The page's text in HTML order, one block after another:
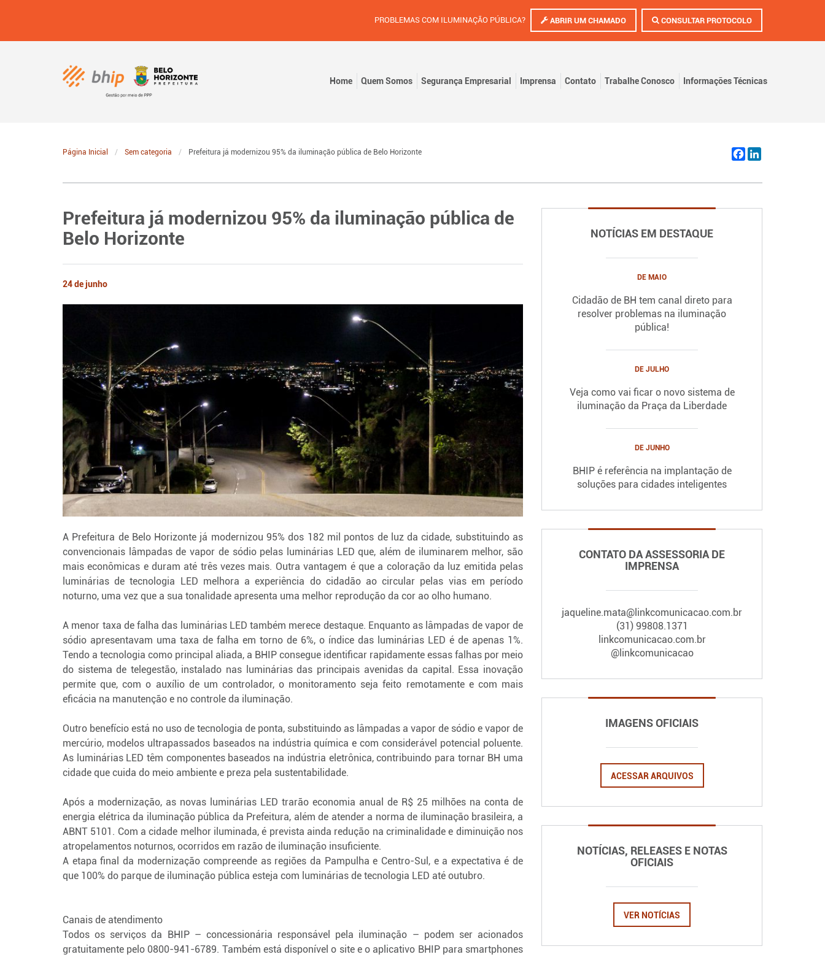
PROBLEMAS COM ILUMINAÇÃO PÚBLICA? ABRIR UM CHAMADO CONSULTAR PROTOCOLO
Home Quem Somos Segurança Empresarial Imprensa Contato Trabalhe Conosco Informações Técnicas
Página Inicial Sem categoria Prefeitura já modernizou 95% da iluminação pública de Belo Horizonte Facebook
Prefeitura já modernizou 95% da iluminação pública de
Belo Horizonte
24 de junho
A Prefeitura de Belo Horizonte já modernizou 95% dos 182 mil pontos de luz da cidade, substituindo as
convencionais lâmpadas de vapor de sódio pelas luminárias LED que, além de iluminarem melhor, são
mais econômicas e duram até três vezes mais. Outra vantagem é que a coloração da luz emitida pelas
luminárias de tecnologia LED melhora a experiência do cidadão ao circular pelas vias em período
noturno, uma vez que a sua tonalidade apresenta uma melhor reprodução da cor ao olho humano.
A menor taxa de falha das luminárias LED também merece destaque. Enquanto as lâmpadas de vapor de
sódio apresentavam uma taxa de falha em torno de 6%, o índice das luminárias LED é de apenas 1%.
Tendo a tecnologia como principal aliada, a BHIP consegue identificar rapidamente essas falhas por meio
do sistema de telegestão, instalado nas luminárias das principais avenidas da capital. Essa inovação
permite que, com o auxílio de um controlador, o monitoramento seja feito remotamente e com mais
eficácia na manutenção e no controle da iluminação.
Outro benefício está no uso de tecnologia de ponta, substituindo as lâmpadas a vapor de sódio e vapor de
mercúrio, modelos ultrapassados baseados na indústria química e com considerável potencial poluente.
As luminárias LED têm componentes baseados na indústria eletrônica, contribuindo para tornar BH uma
cidade que cuida do meio ambiente e preza pela sustentabilidade.
Após a modernização, as novas luminárias LED trarão economia anual de R$ 25 milhões na conta de
energia elétrica da iluminação pública da Prefeitura, além de atender a norma de iluminação brasileira, a
ABNT 5101. Com a cidade melhor iluminada, é prevista ainda redução na criminalidade e diminuição nos
atropelamentos noturnos, ocorridos em razão de iluminação insuficiente.
A etapa final da modernização compreende as regiões da Pampulha e Centro-Sul, e a expectativa é de
que 100% do parque de iluminação pública esteja com luminárias de tecnologia LED até outubro.
Canais de atendimento
Todos os serviços da BHIP – concessionária responsável pela iluminação – podem ser acionados
gratuitamente pelo 0800-941-6789. Também está disponível o site e o aplicativo BHIP para smartphones
NOTÍCIAS EM DESTAQUE
DE MAIO
Cidadão de BH tem canal direto para
resolver problemas na iluminação
pública!
DE JULHO
Veja como vai ficar o novo sistema de
iluminação da Praça da Liberdade
DE JUNHO
BHIP é referência na implantação de
soluções para cidades inteligentes
CONTATO DA ASSESSORIA DE
IMPRENSA
jaqueline.mata@linkcomunicacao.com.br
(31) 99808.1371
linkcomunicacao.com.br
@linkcomunicacao
IMAGENS OFICIAIS
ACESSAR ARQUIVOS
NOTÍCIAS, RELEASES E NOTAS
OFICIAIS
VER NOTÍCIAS